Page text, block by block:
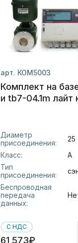
арт. КОМ5003
Комплект на
и tb7-04.1m лайт
Диаметр
присоединения:
25
Класс:
А
Тип
присоединения:
Беспроводная
передача
данных:
С НДС
61 573₽